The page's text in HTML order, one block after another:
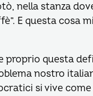
nella stanza
E questa cosa
proprio questa
nostro
si vive